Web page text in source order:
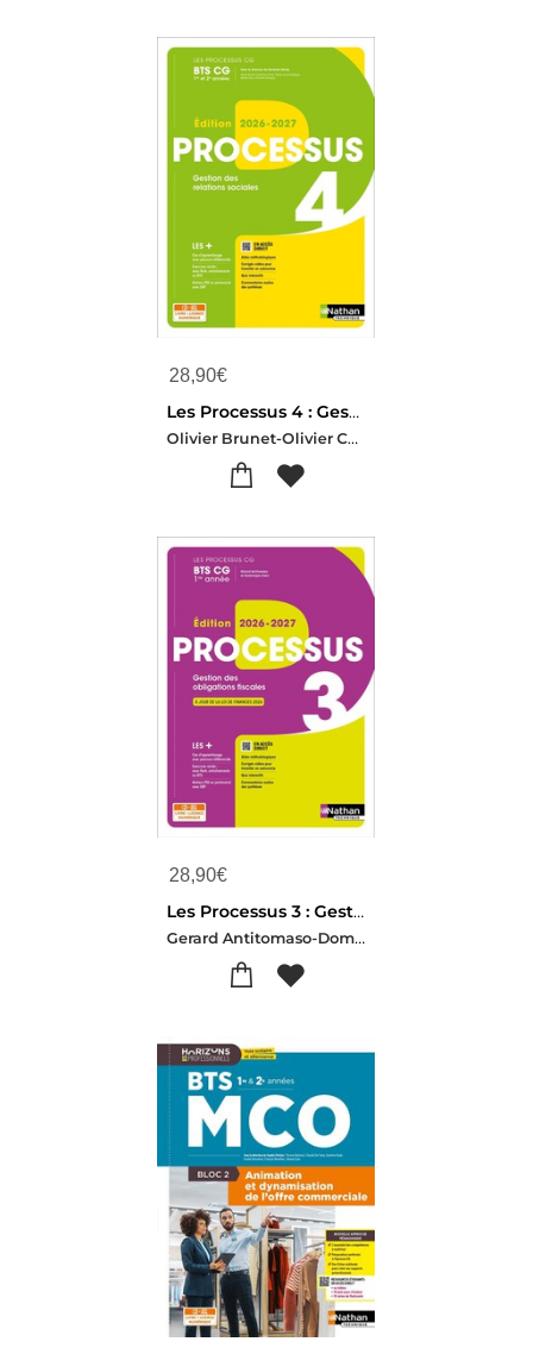
28,90€
Les Processus 4 : Gestion Des Relations Sociales ; Bts Cg ; 1re Et 2e Annees ; Livre + Licence Eleve (edition 2026/2027)
Olivier Brunet-Olivier Couret-delegue-Michel Fiore-Christine Tronquoy-Sandrine Canler
28,90€
Les Processus 3 : Gestion Des Obligations Fiscales ; Bts Cg ; 1re Annee ; Livre + Licence Eleve (edition 2026/2027)
Gerard Antitomaso-Dominique Clerc